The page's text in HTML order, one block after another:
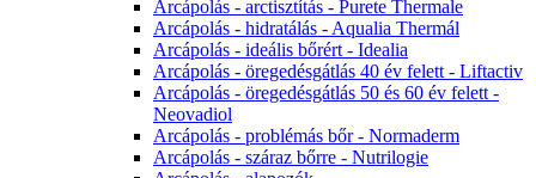
Arcápolás - arctisztítás - Purete Thermale
Arcápolás - hidratálás - Aqualia Thermál
Arcápolás - ideális bőrért - Idealia
Arcápolás - öregedésgátlás 40 év felett - Liftactiv
Arcápolás - öregedésgátlás 50 és 60 év felett -
Neovadiol
Arcápolás - problémás bőr - Normaderm
Arcápolás - száraz bőrre - Nutrilogie